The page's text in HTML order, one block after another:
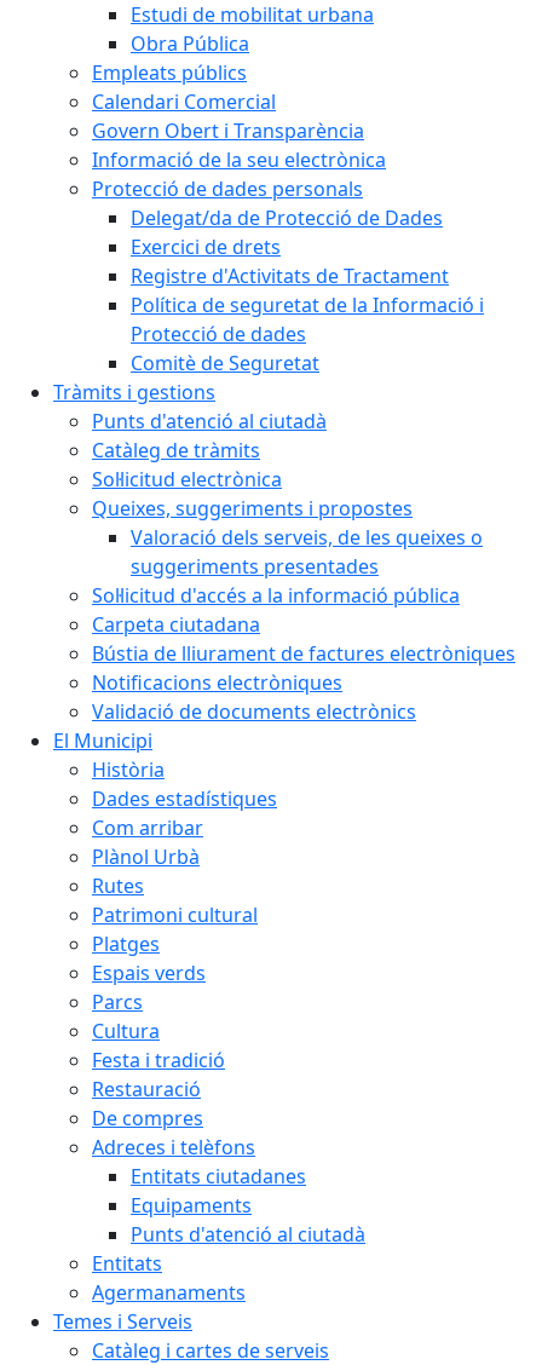
Estudi de mobilitat urbana
Obra Pública
Empleats públics
Calendari Comercial
Govern Obert i Transparència
Informació de la seu electrònica
Protecció de dades personals
Delegat/da de Protecció de Dades
Exercici de drets
Registre d'Activitats de Tractament
Política de seguretat de la Informació i
Protecció de dades
Comitè de Seguretat
Tràmits i gestions
Punts d'atenció al ciutadà
Catàleg de tràmits
Sol·licitud electrònica
Queixes, suggeriments i propostes
Valoració dels serveis, de les queixes o
suggeriments presentades
Sol·licitud d'accés a la informació pública
Carpeta ciutadana
Bústia de lliurament de factures electròniques
Notificacions electròniques
Validació de documents electrònics
El Municipi
Història
Dades estadístiques
Com arribar
Plànol Urbà
Rutes
Patrimoni cultural
Platges
Espais verds
Parcs
Cultura
Festa i tradició
Restauració
De compres
Adreces i telèfons
Entitats ciutadanes
Equipaments
Punts d'atenció al ciutadà
Entitats
Agermanaments
Temes i Serveis
Catàleg i cartes de serveis